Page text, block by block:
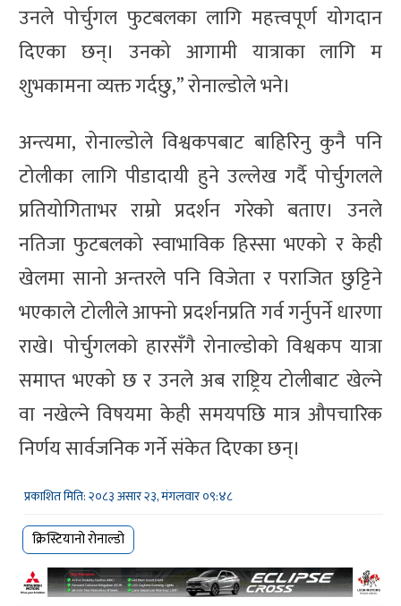
उनले पोर्चुगल फुटबलका लागि महत्त्वपूर्ण योगदान
दिएका छन्। उनको आगामी यात्राका लागि म
शुभकामना व्यक्त गर्दछु,” रोनाल्डोले भने।
अन्त्यमा, रोनाल्डोले विश्वकपबाट बाहिरिनु कुनै पनि
टोलीका लागि पीडादायी हुने उल्लेख गर्दै पोर्चुगलले
प्रतियोगिताभर राम्रो प्रदर्शन गरेको बताए। उनले
नतिजा फुटबलको स्वाभाविक हिस्सा भएको र केही
खेलमा सानो अन्तरले पनि विजेता र पराजित छुट्टिने
भएकाले टोलीले आफ्नो प्रदर्शनप्रति गर्व गर्नुपर्ने धारणा
राखे। पोर्चुगलको हारसँगै रोनाल्डोको विश्वकप यात्रा
समाप्त भएको छ र उनले अब राष्ट्रिय टोलीबाट खेल्ने
वा नखेल्ने विषयमा केही समयपछि मात्र औपचारिक
निर्णय सार्वजनिक गर्ने संकेत दिएका छन्।
प्रकाशित मिति: २०८३ असार २३, मंगलवार ०९:४८
क्रिस्टियानो रोनाल्डो